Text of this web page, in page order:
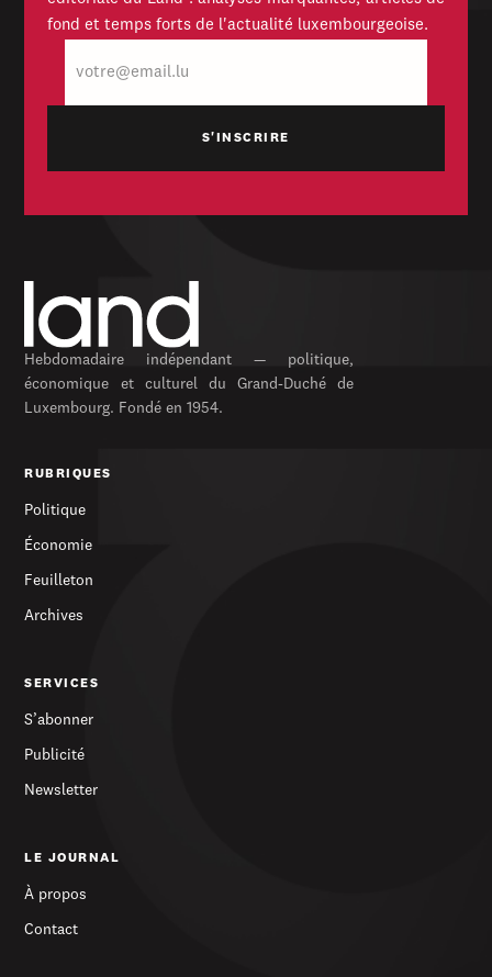
fond et temps forts de l'actualité luxembourgeoise.
mail
Hebdomadaire indépendant — politique,
économique et culturel du Grand-Duché de
Luxembourg. Fondé en 1954.
RUBRIQUES
Politique
Économie
Feuilleton
Archives
SERVICES
S’abonner
Publicité
Newsletter
LE JOURNAL
À propos
Contact